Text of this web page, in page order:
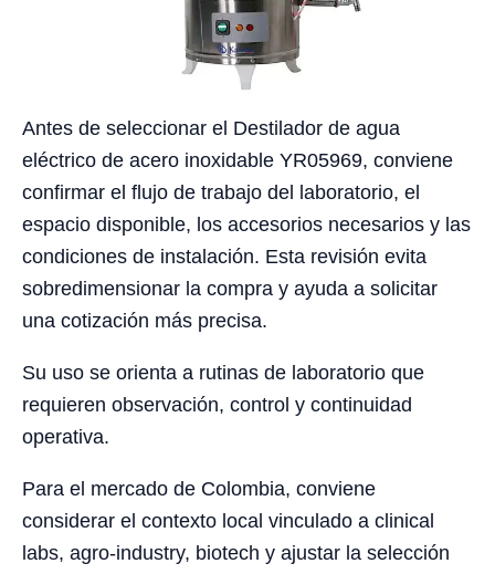
Antes de seleccionar el Destilador de agua
eléctrico de acero inoxidable YR05969, conviene
confirmar el flujo de trabajo del laboratorio, el
espacio disponible, los accesorios necesarios y las
condiciones de instalación. Esta revisión evita
sobredimensionar la compra y ayuda a solicitar
una cotización más precisa.
Su uso se orienta a rutinas de laboratorio que
requieren observación, control y continuidad
operativa.
Para el mercado de Colombia, conviene
considerar el contexto local vinculado a clinical
labs, agro-industry, biotech y ajustar la selección